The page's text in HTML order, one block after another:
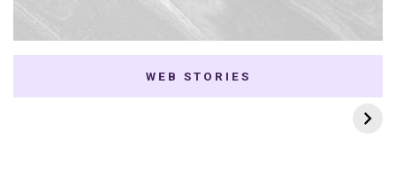
WEB STORIES
7 K-dramas Enemies
to Lovers
Thai Dramas com
First e Khaotung